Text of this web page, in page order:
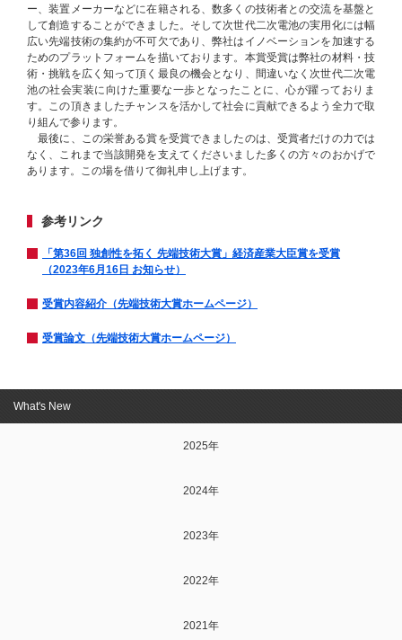
ー、装置メーカーなどに在籍される、数多くの技術者との交流を基盤と
して創造することができました。そして次世代二次電池の実用化には幅
広い先端技術の集約が不可欠であり、弊社はイノベーションを加速する
ためのプラットフォームを描いております。本賞受賞は弊社の材料・技
術・挑戦を広く知って頂く最良の機会となり、間違いなく次世代二次電
池の社会実装に向けた重要な一歩となったことに、心が躍っておりま
す。この頂きましたチャンスを活かして社会に貢献できるよう全力で取
り組んで参ります。
最後に、この栄誉ある賞を受賞できましたのは、受賞者だけの力では
なく、これまで当該開発を支えてくださいました多くの方々のおかげで
あります。この場を借りて御礼申し上げます。
参考リンク
「第36回 独創性を拓く 先端技術大賞」経済産業大臣賞を受賞
（2023年6月16日 お知らせ）
受賞内容紹介（先端技術大賞ホームページ）
受賞論文（先端技術大賞ホームページ）
What's New
2025年
2024年
2023年
2022年
2021年